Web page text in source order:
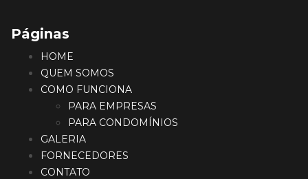
Páginas
HOME
QUEM SOMOS
COMO FUNCIONA
PARA EMPRESAS
PARA CONDOMÍNIOS
GALERIA
FORNECEDORES
CONTATO